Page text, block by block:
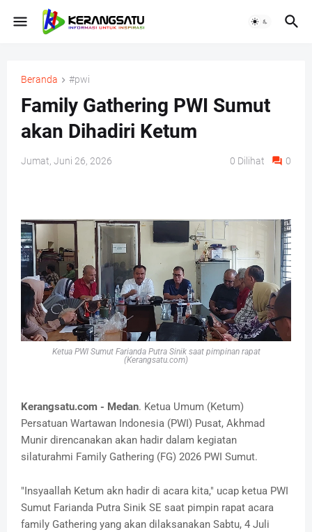
Beranda #pwi
Family Gathering PWI Sumut
akan Dihadiri Ketum
Jumat, Juni 26, 2026 0 Dilihat 0
Ketua PWI Sumut Farianda Putra Sinik saat pimpinan rapat
(Kerangsatu.com)
Kerangsatu.com - Medan. Ketua Umum (Ketum)
Persatuan Wartawan Indonesia (PWI) Pusat, Akhmad
Munir direncanakan akan hadir dalam kegiatan
silaturahmi Family Gathering (FG) 2026 PWI Sumut.
"Insyaallah Ketum akn hadir di acara kita," ucap ketua PWI
Sumut Farianda Putra Sinik SE saat pimpin rapat acara
family Gathering yang akan dilaksanakan Sabtu, 4 Juli